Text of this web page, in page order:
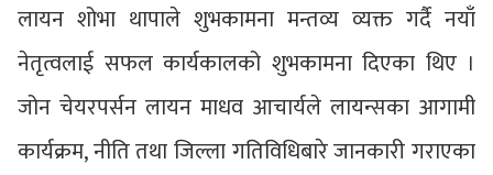
लायन शोभा थापाले शुभकामना मन्तव्य व्यक्त गर्दै नयाँ
नेतृत्वलाई सफल कार्यकालको शुभकामना दिएका थिए ।
जोन चेयरपर्सन लायन माधव आचार्यले लायन्सका आगामी
कार्यक्रम, नीति तथा जिल्ला गतिविधिबारे जानकारी गराएका